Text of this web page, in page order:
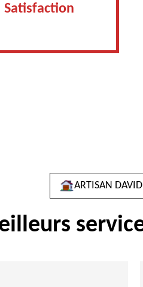
Satisfaction
ARTISAN